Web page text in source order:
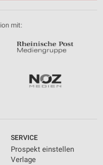
mit:
SERVICE
Prospekt einstellen
Verlage